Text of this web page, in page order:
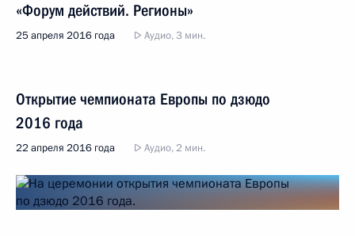
«Форум действий. Регионы»
25 апреля 2016 года Аудио, 3 мин.
Открытие чемпионата Европы по дзюдо
2016 года
22 апреля 2016 года Аудио, 2 мин.